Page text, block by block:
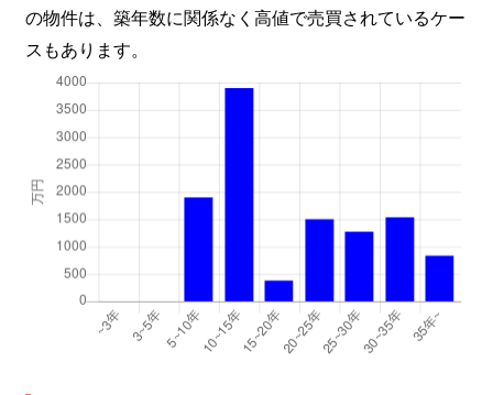
の物件は、築年数に関係なく高値で売買されているケー
スもあります。